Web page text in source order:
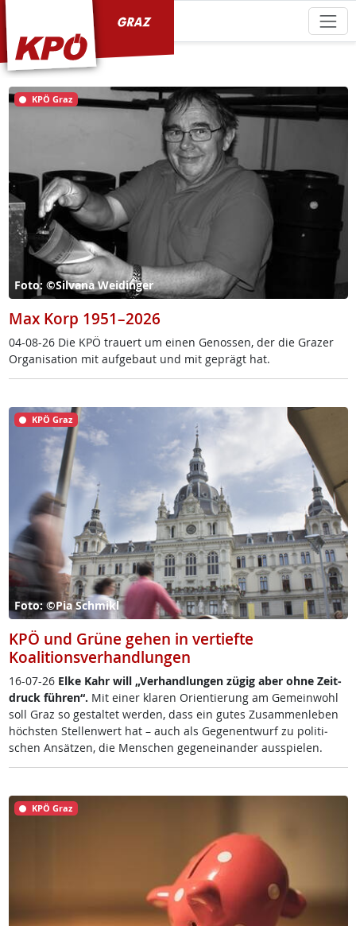
KPÖ Graz
Foto: ©Silvana Weidinger
Max Korp 1951–2026
04-08-26 Die KPÖ trau­ert um ei­nen Ge­nos­sen, der die Gra­zer
Or­ga­ni­sa­ti­on mit auf­ge­baut und mit ge­prägt hat.
KPÖ Graz
Foto: ©Pia Schmikl
KPÖ und Grüne gehen in vertiefte
Koalitionsverhandlungen
16-07-26 El­ke Kahr will „Ver­hand­lun­gen zü­g­ig aber oh­ne Zeit­
druck füh­r­en“. Mit ei­ner kla­ren Ori­en­tie­rung am Ge­mein­wohl
soll Graz so ge­stal­tet wer­den, dass ein gu­tes Zu­sam­men­le­ben
höchs­ten Stel­len­wert hat – auch als Ge­gen­ent­wurf zu po­li­ti­
schen An­sät­zen, die Men­schen ge­gen­ein­an­der aus­spie­len.
KPÖ Graz